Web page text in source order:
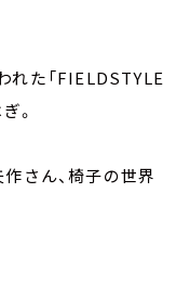
れた「FIELDSTYLE
。
さん、椅子の世界